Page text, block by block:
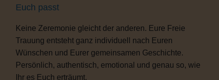
Euch passt
Keine Zeremonie gleicht der anderen. Eure Freie
Trauung entsteht ganz individuell nach Euren
Wünschen und Eurer gemeinsamen Geschichte.
Persönlich, authentisch, emotional und genau so, wie
Ihr es Euch erträumt.